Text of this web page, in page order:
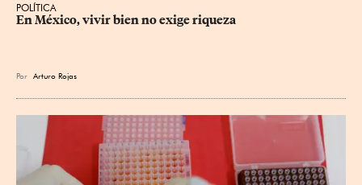
POLÍTICA
En México, vivir bien no exige riqueza
Por Arturo Rojas